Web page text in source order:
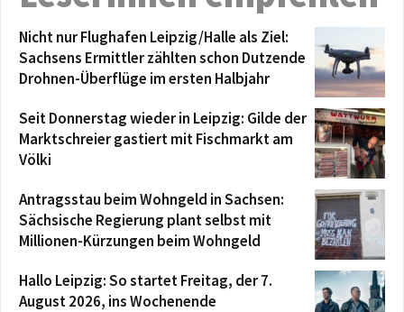
Nicht nur Flughafen Leipzig/Halle als Ziel:
Sachsens Ermittler zählten schon Dutzende
Drohnen-Überflüge im ersten Halbjahr
Seit Donnerstag wieder in Leipzig: Gilde der
Marktschreier gastiert mit Fischmarkt am
Völki
Antragsstau beim Wohngeld in Sachsen:
Sächsische Regierung plant selbst mit
Millionen-Kürzungen beim Wohngeld
Hallo Leipzig: So startet Freitag, der 7.
August 2026, ins Wochenende